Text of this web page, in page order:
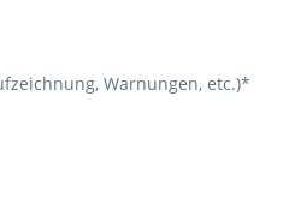
Warnungen, etc.)*